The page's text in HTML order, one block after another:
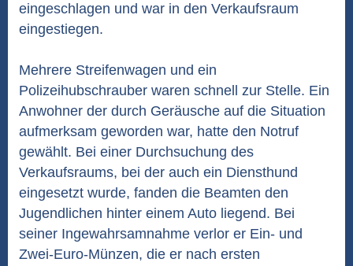
eingeschlagen und war in den Verkaufsraum
eingestiegen.
Mehrere Streifenwagen und ein
Polizeihubschrauber waren schnell zur Stelle. Ein
Anwohner der durch Geräusche auf die Situation
aufmerksam geworden war, hatte den Notruf
gewählt. Bei einer Durchsuchung des
Verkaufsraums, bei der auch ein Diensthund
eingesetzt wurde, fanden die Beamten den
Jugendlichen hinter einem Auto liegend. Bei
seiner Ingewahrsamnahme verlor er Ein- und
Zwei-Euro-Münzen, die er nach ersten